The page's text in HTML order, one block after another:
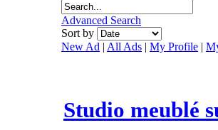
Advanced Search
Sort by
New Ad | All Ads | My Profile |
Studio meublé